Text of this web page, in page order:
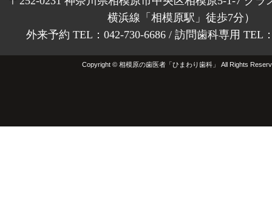
横浜線「相模原駅」徒歩7分）
外来予約 TEL：042-730-6686 / 訪問歯科専用 TEL
Copyright © 相模原の歯医者「ひまわり歯科」 All Rights